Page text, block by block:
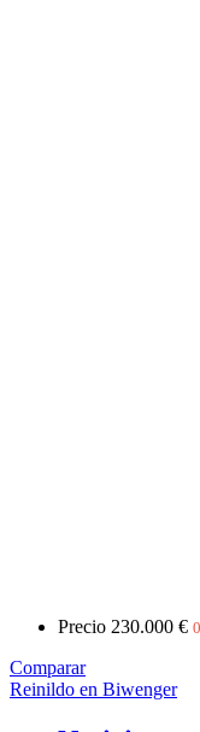
Precio 230.000 € 0
Comparar
Reinildo en Biwenger